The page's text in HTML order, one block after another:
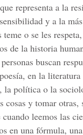
representa a la
y a la
teme o se les
de la historia
buscan
en la
la política o la
cosas y tomar otras,
leemos las
en una fórmula,